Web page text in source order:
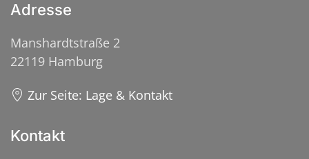
Adresse
Manshardtstraße 2
22119 Hamburg
Zur Seite: Lage & Kontakt
Kontakt